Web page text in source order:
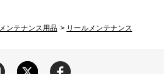
メンテナンス用品 > リールメンテナンス